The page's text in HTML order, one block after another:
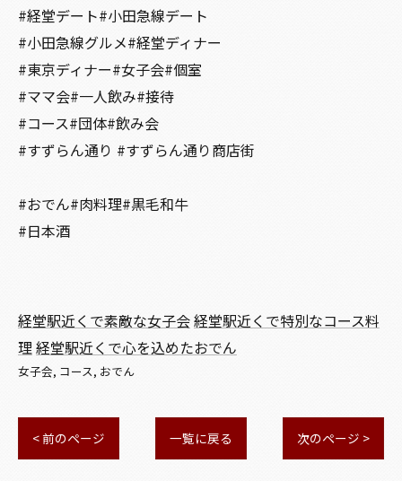
#経堂デート#小田急線デート
#小田急線グルメ#経堂ディナー
#東京ディナー#女子会#個室
#ママ会#一人飲み#接待
#コース#団体#飲み会
#すずらん通り #すずらん通り商店街
#おでん#肉料理#黒毛和牛
#日本酒
経堂駅近くで素敵な女子会経堂駅近くで特別なコース料
理経堂駅近くで心を込めたおでん
女子会 コース おでん
< 前のページ 一覧に戻る 次のページ >